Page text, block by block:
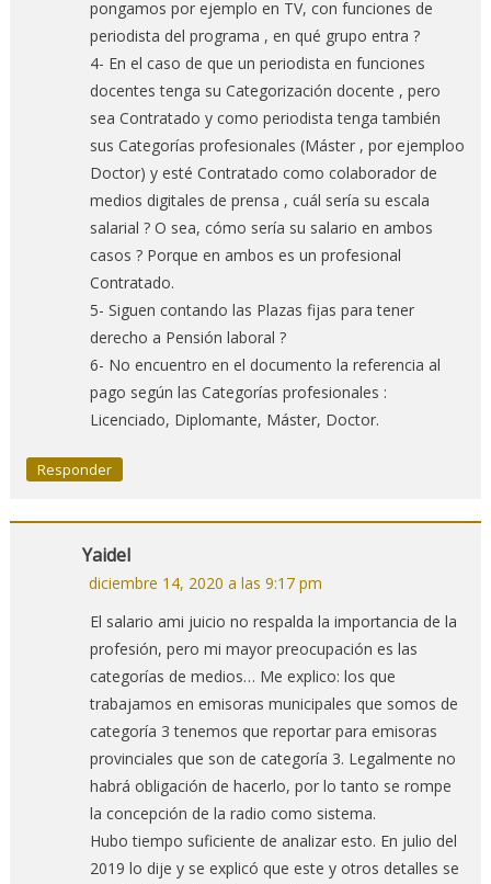
pongamos por ejemplo en TV, con funciones de
periodista del programa , en qué grupo entra ?
4- En el caso de que un periodista en funciones
docentes tenga su Categorización docente , pero
sea Contratado y como periodista tenga también
sus Categorías profesionales (Máster , por ejemploo
Doctor) y esté Contratado como colaborador de
medios digitales de prensa , cuál sería su escala
salarial ? O sea, cómo sería su salario en ambos
casos ? Porque en ambos es un profesional
Contratado.
5- Siguen contando las Plazas fijas para tener
derecho a Pensión laboral ?
6- No encuentro en el documento la referencia al
pago según las Categorías profesionales :
Licenciado, Diplomante, Máster, Doctor.
Responder
Yaidel
diciembre 14, 2020 a las 9:17 pm
El salario ami juicio no respalda la importancia de la
profesión, pero mi mayor preocupación es las
categorías de medios… Me explico: los que
trabajamos en emisoras municipales que somos de
categoría 3 tenemos que reportar para emisoras
provinciales que son de categoría 3. Legalmente no
habrá obligación de hacerlo, por lo tanto se rompe
la concepción de la radio como sistema.
Hubo tiempo suficiente de analizar esto. En julio del
2019 lo dije y se explicó que este y otros detalles se